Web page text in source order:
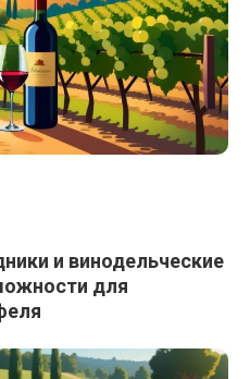
и винодельческие
для